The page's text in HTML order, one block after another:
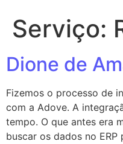
Serviço:
Dione de
Fizemos o processo de
com a Adove. A
tempo. O que antes era
buscar os dados no